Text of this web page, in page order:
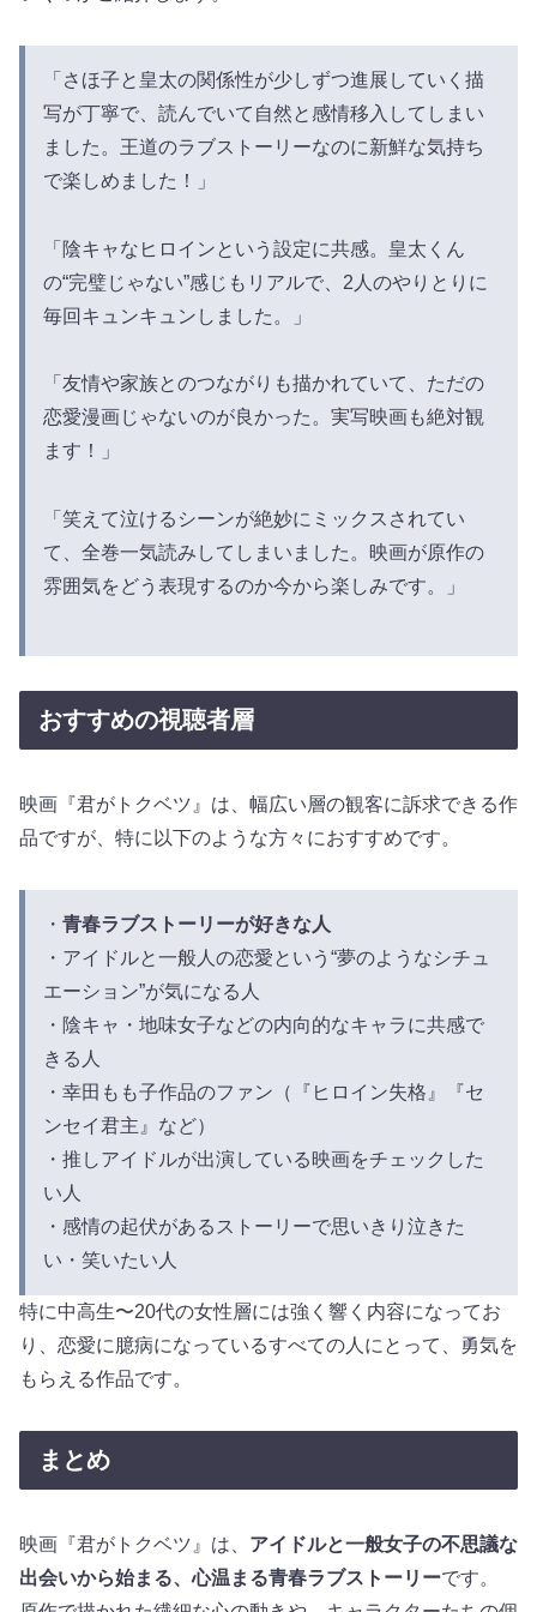
「さほ子と皇太の関係性が少しずつ進展していく描
写が丁寧で、読んでいて自然と感情移入してしまい
ました。王道のラブストーリーなのに新鮮な気持ち
で楽しめました！」
「陰キャなヒロインという設定に共感。皇太くん
の“完璧じゃない”感じもリアルで、2人のやりとりに
毎回キュンキュンしました。」
「友情や家族とのつながりも描かれていて、ただの
恋愛漫画じゃないのが良かった。実写映画も絶対観
ます！」
「笑えて泣けるシーンが絶妙にミックスされてい
て、全巻一気読みしてしまいました。映画が原作の
雰囲気をどう表現するのか今から楽しみです。」
おすすめの視聴者層
映画『君がトクベツ』は、幅広い層の観客に訴求できる作
品ですが、特に以下のような方々におすすめです。
・ 青春ラブストーリーが好きな人
・アイドルと一般人の恋愛という“夢のようなシチュ
エーション”が気になる人
・陰キャ・地味女子などの内向的なキャラに共感で
きる人
・幸田もも子作品のファン（『ヒロイン失格』『セ
ンセイ君主』など）
・推しアイドルが出演している映画をチェックした
い人
・感情の起伏があるストーリーで思いきり泣きた
い・笑いたい人
特に中高生〜20代の女性層には強く響く内容になってお
り、恋愛に臆病になっているすべての人にとって、勇気を
もらえる作品です。
まとめ
映画『君がトクベツ』は、 アイドルと一般女子の不思議な
出会いから始まる、心温まる青春ラブストーリーです。